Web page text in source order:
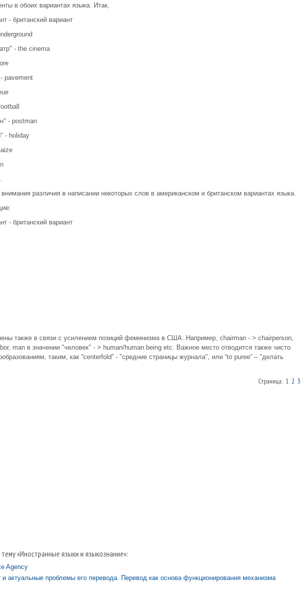
в обоих вариантах языка. Итак,
- британский вариант
- the cinema
pavement
- postman
- holiday
различия в написании некоторых слов в американском и британском вариантах языка.
- британский вариант
также в связи с усилением позиций феминизма в США. Например, chairman - > chairperson,
man в значении "человек" - > human/human being etc. Важное место отводится также чисто
таким, как “centerfold” - "средние страницы журнала", или “to puree” – "делать
Страница: 1 2 3
«Иностранные языки и языкознание»:
Agency
и актуальные проблемы его перевода. Перевод как основа функционирования механизма